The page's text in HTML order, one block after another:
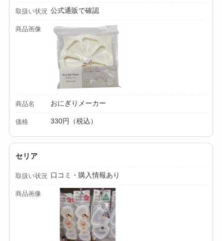
る？選び方＆活用
法！
取扱い状況 公式通販で確認
商品画像
商品名 おにぎりメーカー
価格 330円（税込）
セリア
取扱い状況 口コミ・購入情報あり
商品画像